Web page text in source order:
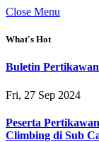
Close Menu
What's Hot
Buletin
Fri, 27 Sep 2024
Peserta
Climbing di Sub